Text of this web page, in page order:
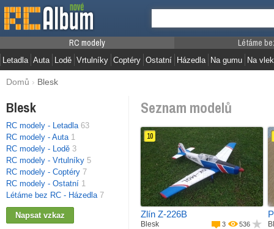
RC modely
Letadla Auta Lodě Vrtulníky Coptéry Ostatní
Létáme
Házedla Na gumu Na vlek
Domů › Blesk
Blesk
RC modely - Letadla 63
RC modely - Auta 1
RC modely - Lodě 3
RC modely - Vrtulníky 5
RC modely - Coptéry 7
RC modely - Ostatní 1
Létáme bez RC - Házedla 7
Seznam modelů
Jak postaveno
Ze stavebnice
Materiál
EPP, EPS, Depron
Pohon
Elektro motor
Rozpětí
1420 mm
Váha
1270 g
10
Zlín Z-226B
3 536
Blesk